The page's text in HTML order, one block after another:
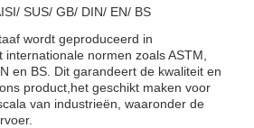
SUS/ GB/ DIN/ EN/ BS
wordt geproduceerd in
normen zoals ASTM,
en BS. Dit garandeert de kwaliteit en
product,het geschikt maken voor
van industrieën, waaronder de